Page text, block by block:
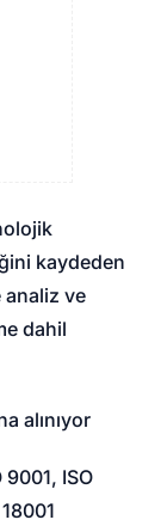
kaydeden
analiz ve
dahil
alınıyor
9001, ISO